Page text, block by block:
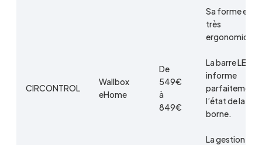
CIRCONTROL
Wallbox
eHome
De
‎549€
à
849€
Sa forme est
très
ergonomique.
La barre LED
informe
parfaitement
l’état de la
borne.
La gestion de